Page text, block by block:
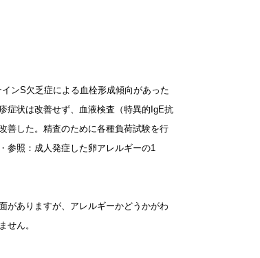
ンS欠乏症による血栓形成傾向があった
症状は改善せず、血液検査（特異的IgE抗
善した。精査のために各種負荷試験を行
参照：成人発症した卵アレルギーの1
がありますが、アレルギーかどうかがわ
せん。